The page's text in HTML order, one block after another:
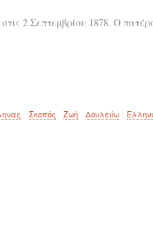
2 Σεπτεμβρίου 1878. Ο
Σκοπός Ζωή Δουλεύω